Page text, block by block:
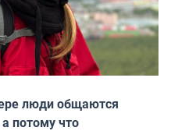
люди общаются
потому что